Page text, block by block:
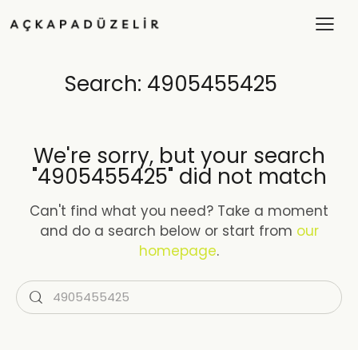
Search: 4905455425
We're sorry, but your search
"4905455425" did not match
Can't find what you need? Take a moment
and do a search below or start from our
homepage.